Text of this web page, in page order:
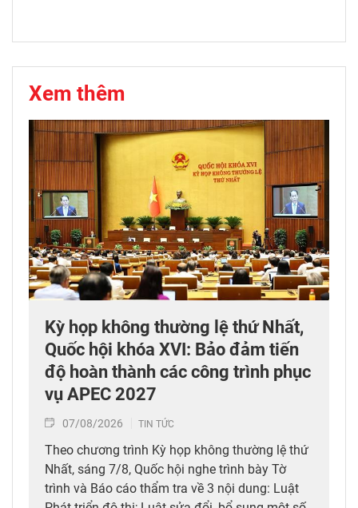
Xem thêm
Kỳ họp không thường lệ thứ Nhất,
Quốc hội khóa XVI: Bảo đảm tiến
độ hoàn thành các công trình phục
vụ APEC 2027
07/08/2026 TIN TỨC
Theo chương trình Kỳ họp không thường lệ thứ
Nhất, sáng 7/8, Quốc hội nghe trình bày Tờ
trình và Báo cáo thẩm tra về 3 nội dung: Luật